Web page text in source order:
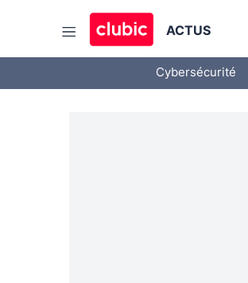
ACTUS
Cybersécurité